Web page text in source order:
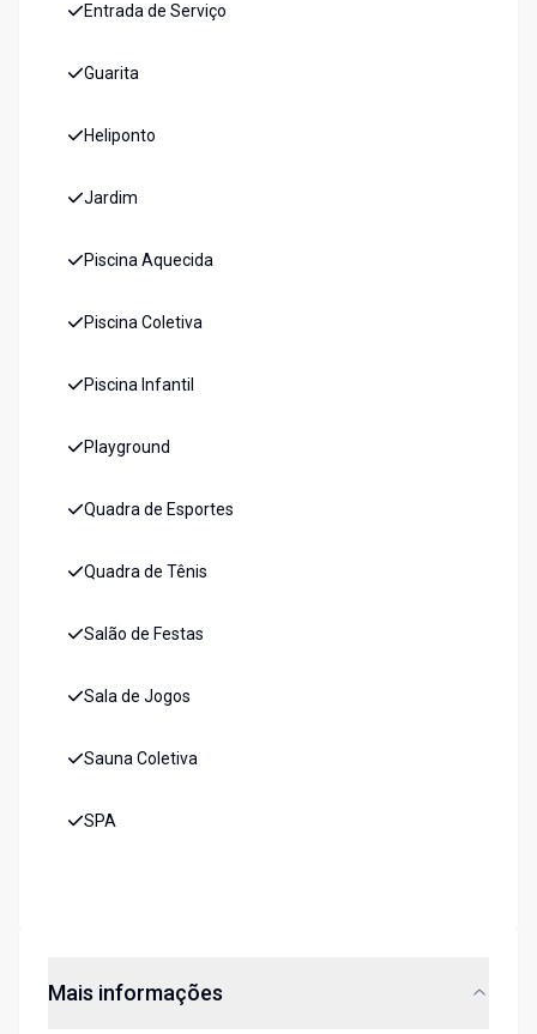
Entrada de Serviço
Guarita
Heliponto
Jardim
Piscina Aquecida
Piscina Coletiva
Piscina Infantil
Playground
Quadra de Esportes
Quadra de Tênis
Salão de Festas
Sala de Jogos
Sauna Coletiva
SPA
Mais informações